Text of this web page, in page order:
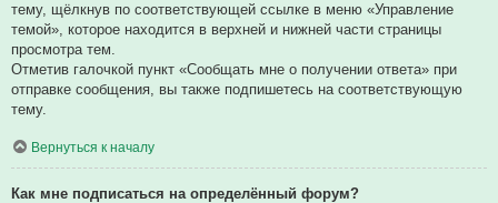
тему, щёлкнув по соответствующей ссылке в меню «Управление
темой», которое находится в верхней и нижней части страницы
просмотра тем.
Отметив галочкой пункт «Сообщать мне о получении ответа» при
отправке сообщения, вы также подпишетесь на соответствующую
тему.
Вернуться к началу
Как мне подписаться на определённый форум?